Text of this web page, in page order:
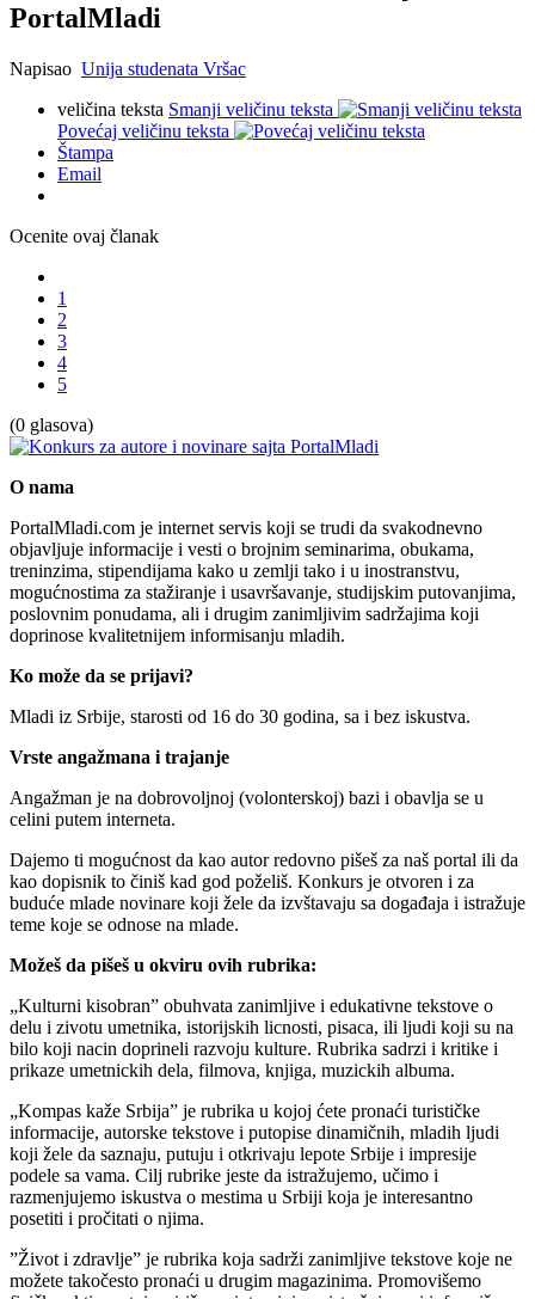
PortalMladi
Napisao Unija studenata Vršac
veličina teksta Smanji veličinu teksta
Povećaj veličinu teksta
Štampa
Email
Ocenite ovaj članak
1
2
3
4
5
(0 glasova)
O nama
PortalMladi.com je internet servis koji se trudi da svakodnevno
objavljuje informacije i vesti o brojnim seminarima, obukama,
treninzima, stipendijama kako u zemlji tako i u inostranstvu,
mogućnostima za stažiranje i usavršavanje, studijskim putovanjima,
poslovnim ponudama, ali i drugim zanimljivim sadržajima koji
doprinose kvalitetnijem informisanju mladih.
Ko može da se prijavi?
Mladi iz Srbije, starosti od 16 do 30 godina, sa i bez iskustva.
Vrste angažmana i trajanje
Angažman je na dobrovoljnoj (volonterskoj) bazi i obavlja se u
celini putem interneta.
Dajemo ti mogućnost da kao autor redovno pišeš za naš portal ili da
kao dopisnik to činiš kad god poželiš. Konkurs je otvoren i za
buduće mlade novinare koji žele da izvštavaju sa događaja i istražuje
teme koje se odnose na mlade.
Možeš da pišeš u okviru ovih rubrika:
„Kulturni kisobran” obuhvata zanimljive i edukativne tekstove o
delu i zivotu umetnika, istorijskih licnosti, pisaca, ili ljudi koji su na
bilo koji nacin doprineli razvoju kulture. Rubrika sadrzi i kritike i
prikaze umetnickih dela, filmova, knjiga, muzickih albuma.
„Kompas kaže Srbija” je rubrika u kojoj ćete pronaći turističke
informacije, autorske tekstove i putopise dinamičnih, mladih ljudi
koji žele da saznaju, putuju i otkrivaju lepote Srbije i impresije
podele sa vama. Cilj rubrike jeste da istražujemo, učimo i
razmenjujemo iskustva o mestima u Srbiji koja je interesantno
posetiti i pročitati o njima.
”Život i zdravlje” je rubrika koja sadrži zanimljive tekstove koje ne
možete takočesto pronaći u drugim magazinima. Promovišemo